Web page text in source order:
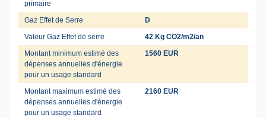
primaire
Gaz Effet de Serre
D
Valeur Gaz Effet de serre
42 Kg CO2/m2/an
Montant minimum estimé des
dépenses annuelles d'énergie
pour un usage standard
1560 EUR
Montant maximum estimé des
dépenses annuelles d'énergie
pour un usage standard
2160 EUR